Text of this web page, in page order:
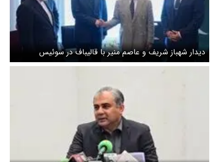
دیدار شهباز شریف و عاصم منیر با قالیباف در سوئیس